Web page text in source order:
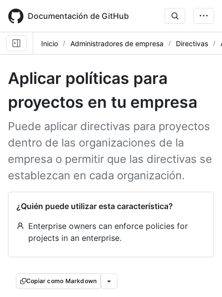
main
content
Documentación de GitHub
Inicio Administradores de empresa Directivas
Aplicar políticas para
proyectos en tu empresa
Puede aplicar directivas para proyectos
dentro de las organizaciones de la
empresa o permitir que las directivas se
establezcan en cada organización.
¿Quién puede utilizar esta característica?
Enterprise owners can enforce policies for
projects in an enterprise.
Copiar como Markdown